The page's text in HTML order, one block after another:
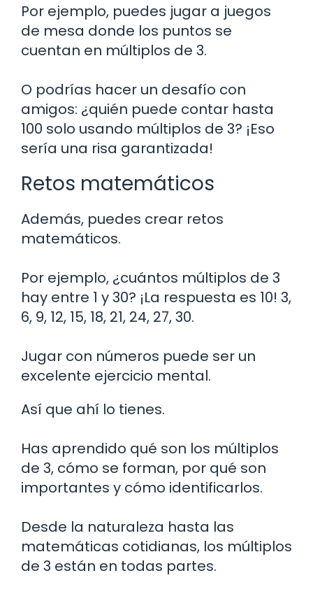
Por ejemplo, puedes jugar a juegos
de mesa donde los puntos se
cuentan en múltiplos de 3.
O podrías hacer un desafío con
amigos: ¿quién puede contar hasta
100 solo usando múltiplos de 3? ¡Eso
sería una risa garantizada!
Retos matemáticos
Además, puedes crear retos
matemáticos.
Por ejemplo, ¿cuántos múltiplos de 3
hay entre 1 y 30? ¡La respuesta es 10! 3,
6, 9, 12, 15, 18, 21, 24, 27, 30.
Jugar con números puede ser un
excelente ejercicio mental.
Así que ahí lo tienes.
Has aprendido qué son los múltiplos
de 3, cómo se forman, por qué son
importantes y cómo identificarlos.
Desde la naturaleza hasta las
matemáticas cotidianas, los múltiplos
de 3 están en todas partes.